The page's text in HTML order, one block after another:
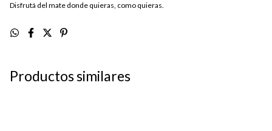
Disfrutá del mate donde quieras, como quieras.
Productos similares